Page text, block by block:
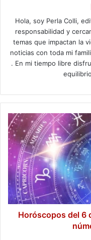
Hola, soy Perla Colli,
responsabilidad y
temas que impactan la
noticias con toda mi
. En mi tiempo libre
Horóscopos
del
6
de
julio
de
2026,
estos
son
Horóscopos del 6